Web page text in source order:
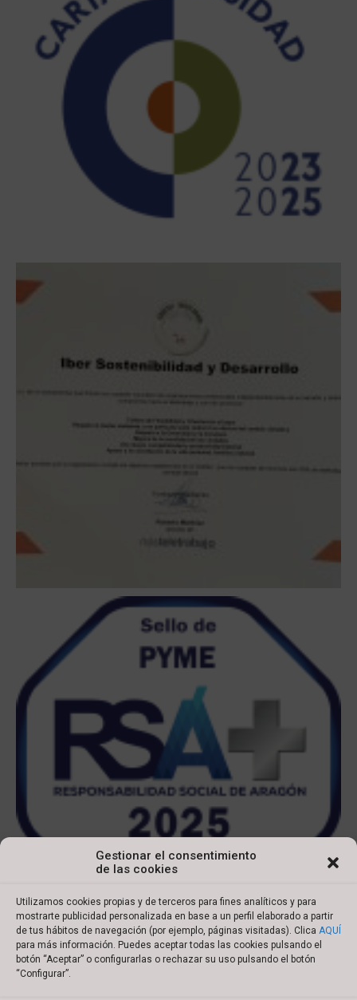
Gestionar el consentimiento
de las cookies
Utilizamos cookies propias y de terceros para fines analíticos y para
mostrarte publicidad personalizada en base a un perfil elaborado a partir
de tus hábitos de navegación (por ejemplo, páginas visitadas). Clica AQUÍ
para más información. Puedes aceptar todas las cookies pulsando el
botón “Aceptar” o configurarlas o rechazar su uso pulsando el botón
“Configurar”.
Copyright © 2022 Ibersyd